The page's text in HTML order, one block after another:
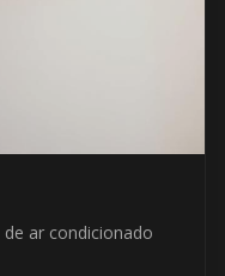
ar condicionado